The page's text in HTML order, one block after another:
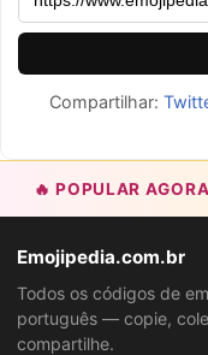
Compartilhar:
🔥 POPULAR AGORA
Emojipedia.com.br
Todos os códigos de
português — copie,
compartilhe.